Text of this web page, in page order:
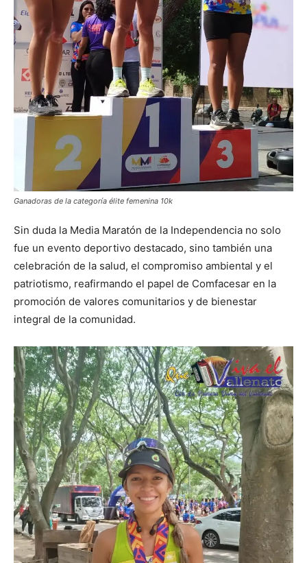
Ganadoras de la categoría élite femenina 10k
Sin duda la Media Maratón de la Independencia no solo
fue un evento deportivo destacado, sino también una
celebración de la salud, el compromiso ambiental y el
patriotismo, reafirmando el papel de Comfacesar en la
promoción de valores comunitarios y de bienestar
integral de la comunidad.